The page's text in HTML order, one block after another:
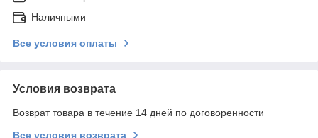
Наличными
Все условия оплаты
Условия возврата
Возврат товара в течение 14 дней по договоренности
Все условия возврата